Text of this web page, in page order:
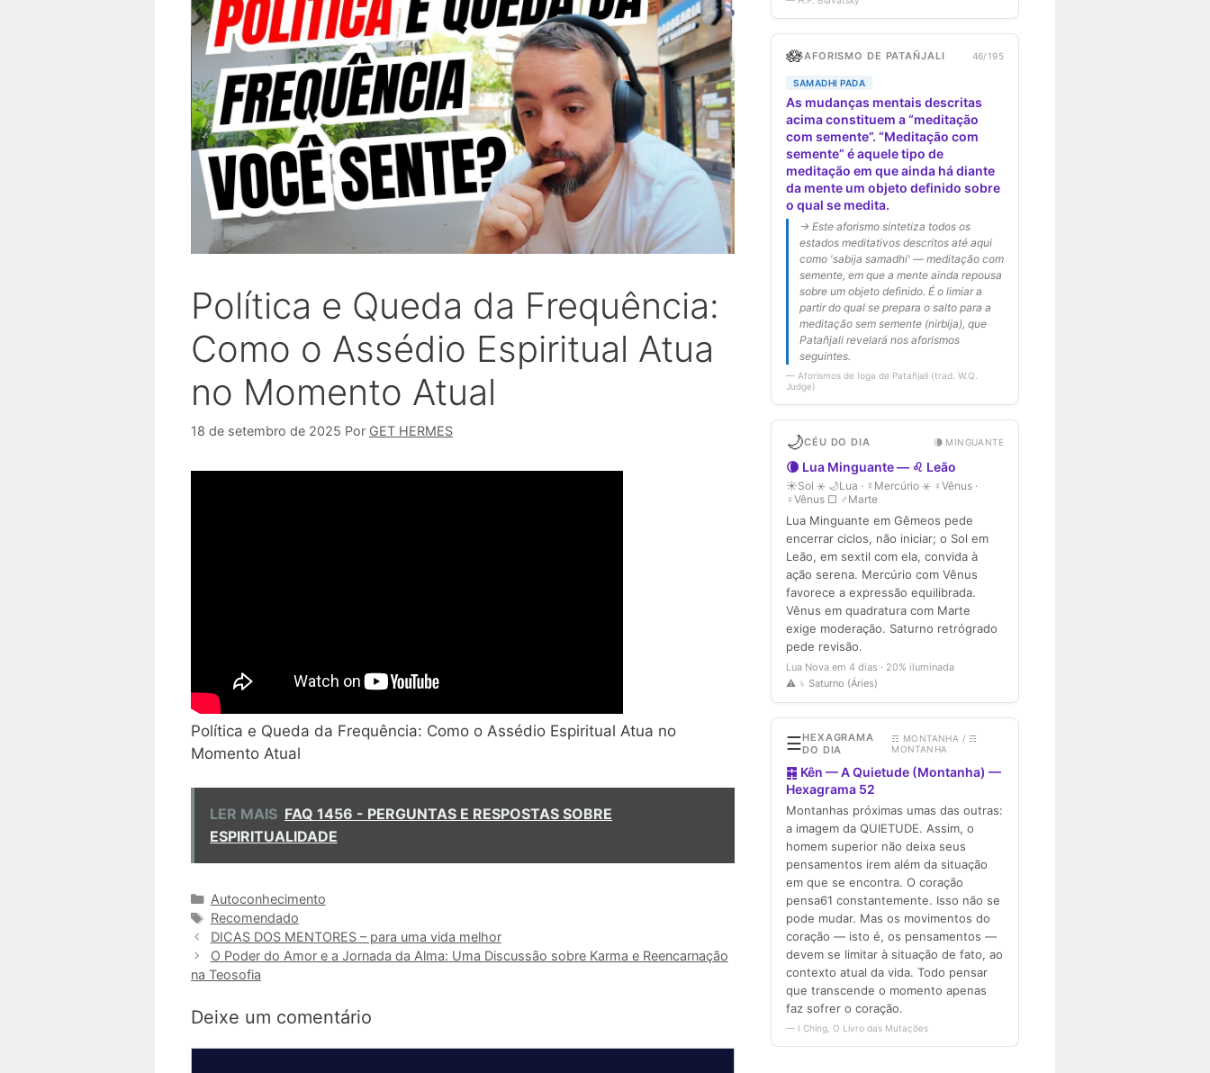
Política e Queda da Frequência:
Como o Assédio Espiritual Atua
no Momento Atual
18 de setembro de 2025 Por GET HERMES
Política e Queda da Frequência: Como o Assédio Espiritual Atua no
Momento Atual
LER MAIS FAQ 1456 - PERGUNTAS E RESPOSTAS SOBRE
ESPIRITUALIDADE
Categorias
Autoconhecimento
Tags
Recomendado
DICAS DOS MENTORES – para uma vida melhor
O Poder do Amor e a Jornada da Alma: Uma Discussão sobre Karma e Reencarnação
na Teosofia
Deixe um comentário